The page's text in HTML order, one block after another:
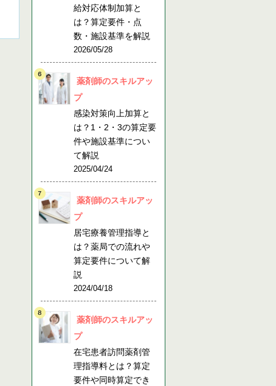
給対応体制加算と
は？算定要件・点
数・施設基準を解説
2026/05/28
薬剤師のスキルアッ
プ
感染対策向上加算と
は？1・2・3の算定要
件や施設基準につい
て解説
2025/04/24
薬剤師のスキルアッ
プ
居宅療養管理指導と
は？薬局での流れや
算定要件について解
説
2024/04/18
薬剤師のスキルアッ
プ
在宅患者訪問薬剤管
理指導料とは？算定
要件や同時算定でき